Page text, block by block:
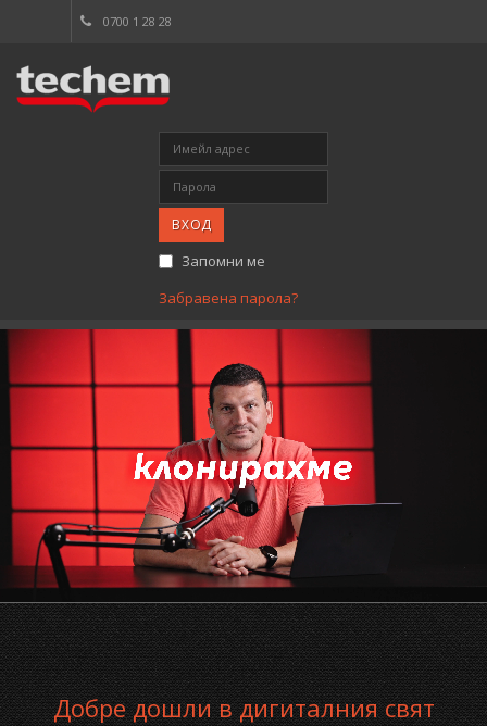
0700 1 28 28
ВХОД
Запомни ме
Забравена парола?
Добре дошли в дигиталния свят